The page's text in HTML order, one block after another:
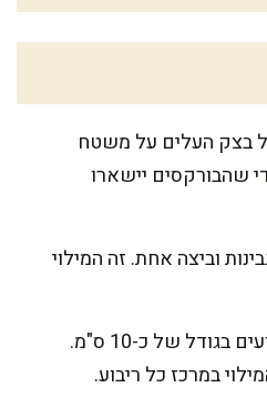
בצק העלים על משטח
שהבורקסים יישארו
וביצה אחת. זה המילוי
חותכים את הבצק לריבועים בגודל של כ-10 ס"מ.
במרכז כל ריבוע.